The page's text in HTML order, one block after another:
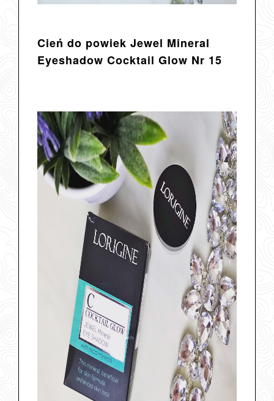
Cień do powiek Jewel Mineral
Eyeshadow Cocktail Glow Nr 15